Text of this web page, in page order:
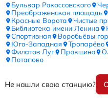
Бульвар Рокоссовского
Преображенская площадь
Красные Ворота
Чистые
Библиотека имени Ленина
Спортивная
Воробьёвы
Юго-Западная
Тропарёво
Филатов Луг
Прокшино
Потапово
Не нашли свою станцию?